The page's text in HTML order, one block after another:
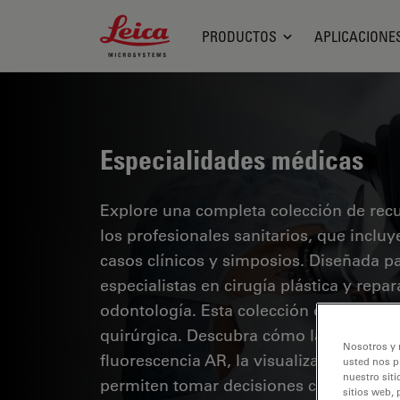
Leica Microsystems Logo
PRODUCTOS
Especialidades médicas
Explore una completa colección de
los profesionales sanitarios, que
casos clínicos y simposios. Diseñada
especialistas en cirugía plástica y
odontología. Esta colección destaca
quirúrgica. Descubra cómo las
fluorescencia AR, la visualización 3D y
permiten tomar decisiones con
Nosotros y
usted nos
nuestro
sitios web,